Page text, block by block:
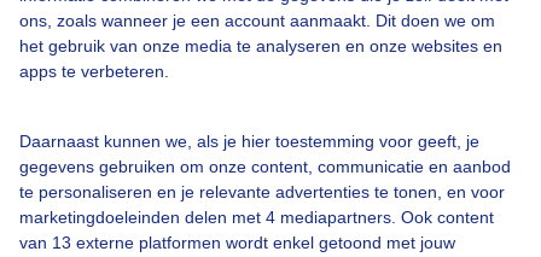
ons, zoals wanneer je een account aanmaakt. Dit doen we om
het gebruik van onze media te analyseren en onze websites en
apps te verbeteren.
Daarnaast kunnen we, als je hier toestemming voor geeft, je
gegevens gebruiken om onze content, communicatie en aanbod
te personaliseren en je relevante advertenties te tonen, en voor
marketingdoeleinden delen met 4 mediapartners. Ook content
van 13 externe platformen wordt enkel getoond met jouw
Bekijk slideshow
Een moment geduld aub...